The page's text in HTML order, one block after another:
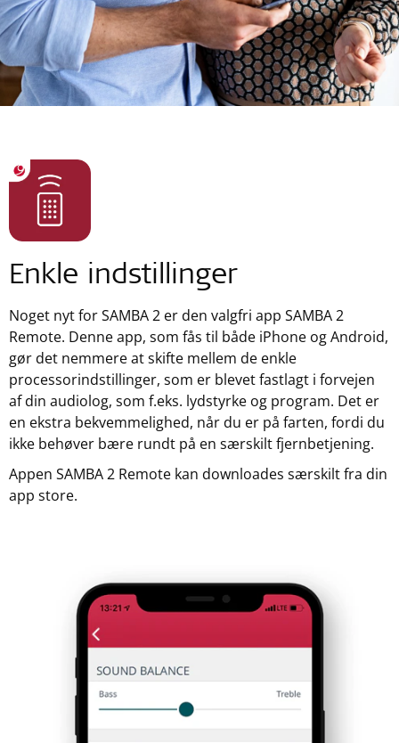
Enkle indstillinger
Noget nyt for SAMBA 2 er den valgfri app SAMBA 2
Remote. Denne app, som fås til både iPhone og Android,
gør det nemmere at skifte mellem de enkle
processorindstillinger, som er blevet fastlagt i forvejen
af din audiolog, som f.eks. lydstyrke og program. Det er
en ekstra bekvemmelighed, når du er på farten, fordi du
ikke behøver bære rundt på en særskilt fjernbetjening.
Appen SAMBA 2 Remote kan downloades særskilt fra din
app store.